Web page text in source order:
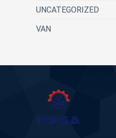
UNCATEGORIZED
VAN